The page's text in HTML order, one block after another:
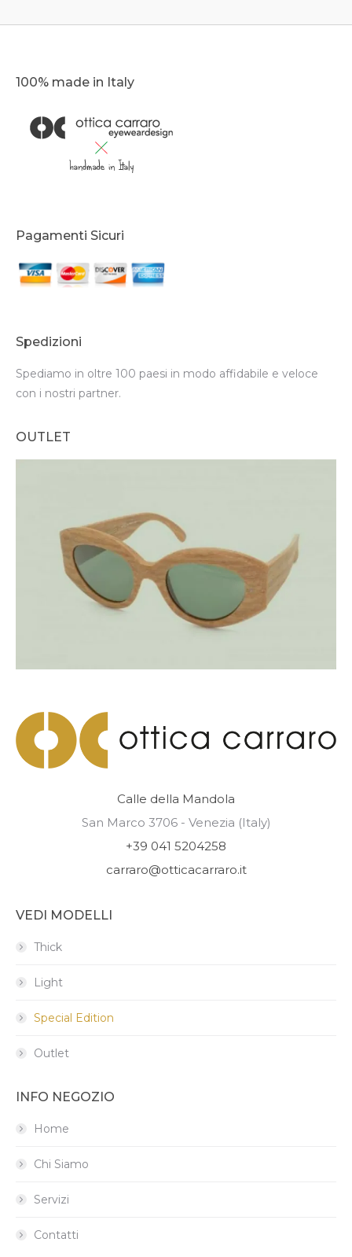
100% made in Italy
Pagamenti Sicuri
Spedizioni
Spediamo in oltre 100 paesi in modo affidabile e veloce
con i nostri partner.
OUTLET
Calle della Mandola
San Marco 3706 - Venezia (Italy)
+39 041 5204258
carraro@otticacarraro.it
VEDI MODELLI
Thick
Light
Special Edition
Outlet
INFO NEGOZIO
Home
Chi Siamo
Servizi
Contatti